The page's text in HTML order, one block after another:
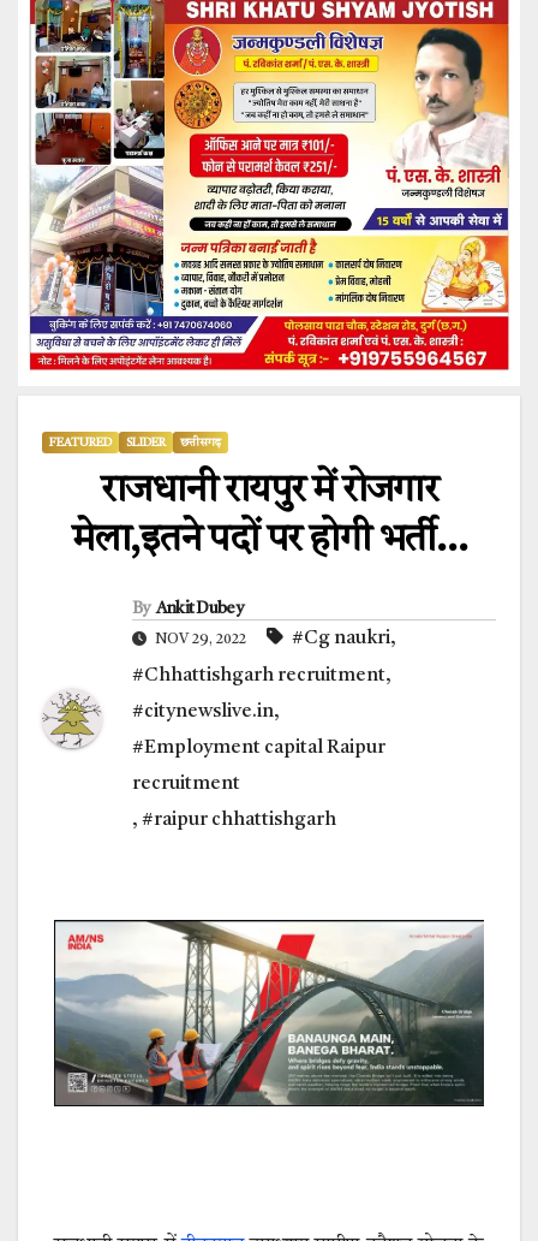
FEATURED SLIDER छत्तीसगढ़
राजधानी रायपुर में रोजगार
मेला,इतने पदों पर होगी भर्ती…
By Ankit Dubey
NOV 29, 2022 #Cg naukri,
#Chhattishgarh recruitment,
#citynewslive.in,
#Employment capital Raipur
recruitment
, #raipur chhattishgarh